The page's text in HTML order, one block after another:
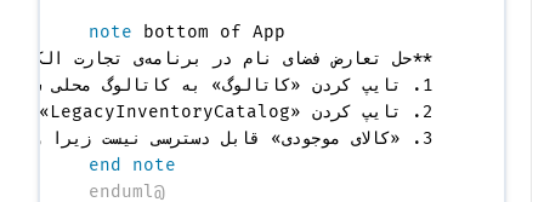
note
bottom of App
  **حل تعارض فضای نام در برنامه‌ی تجارت الکترونیک
end note